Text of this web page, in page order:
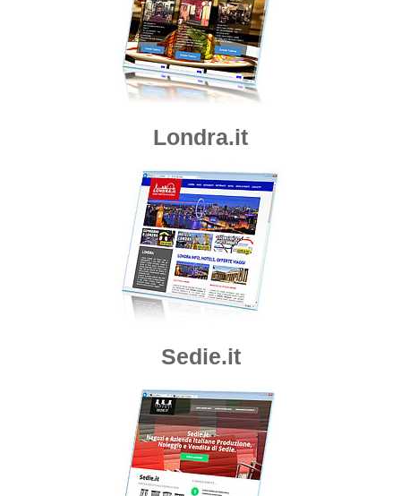
Londra.it
Sedie.it